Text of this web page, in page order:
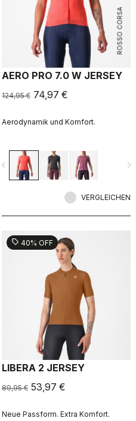
ROSSO CORSA
AERO PRO 7.0 W JERSEY
124,95 € 74,97 €
Aerodynamik und Komfort.
navigate_next
VERGLEICHEN
sell 40% OFF
LIBERA 2 JERSEY
89,95 € 53,97 €
Neue Passform. Extra Komfort.